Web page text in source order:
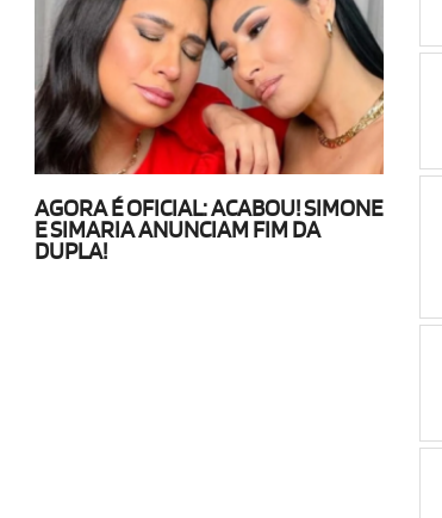
AGORA É OFICIAL: ACABOU! SIMONE
E SIMARIA ANUNCIAM FIM DA
DUPLA!